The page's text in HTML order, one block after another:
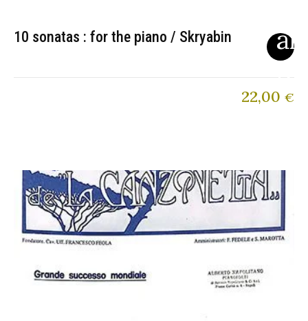
10 sonatas : for the piano / Skryabin
22,00 €